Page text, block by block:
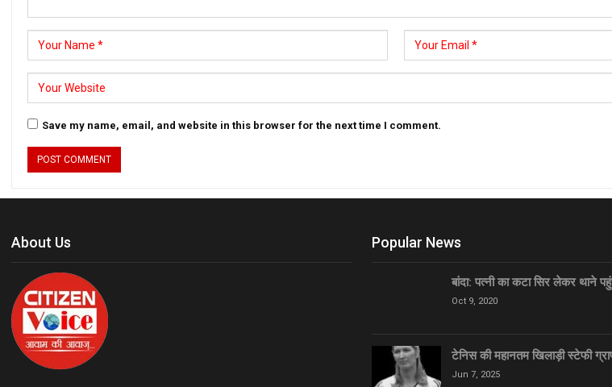
Save my name, email, and website in this browser for the next time I comment.
About Us Popular News
बांदा: पत्नी का कटा सिर लेकर थाने
Oct 9, 2020
टेनिस की महानतम खिलाड़ी स्टेफी
Jun 7, 2025